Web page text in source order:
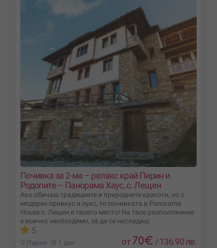
Почивка за 2-ма – релакс край Пирин и
Родопите – Панорама Хаус, с. Лещен
Ако обичаш традициите и природните красоти, но с
модерен привкус и лукс, то почивката в Panorama
House с. Лещен е твоето място! На твое разположение
е всичко необходимо, за да се насладиш
5
Пирин 1 ден от 70€ /136.90 лв.